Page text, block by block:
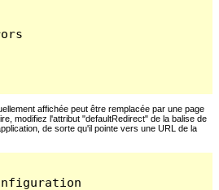
affichée peut être remplacée par une page
modifiez l'attribut "defaultRedirect" de la balise de
de sorte qu'il pointe vers une URL de la